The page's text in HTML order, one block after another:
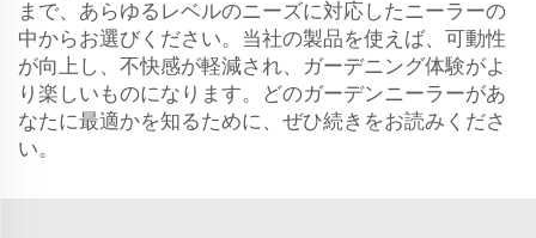
まで、あらゆるレベルのニーズに対応したニーラーの
中からお選びください。当社の製品を使えば、可動性
が向上し、不快感が軽減され、ガーデニング体験がよ
り楽しいものになります。どのガーデンニーラーがあ
なたに最適かを知るために、ぜひ続きをお読みくださ
い。